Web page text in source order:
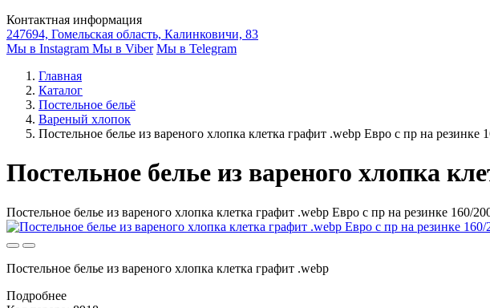
Контактная информация
247694, Гомельская область, Калинковичи, 83
Мы в Instagram Мы в Viber Мы в Telegram
Главная
Каталог
Постельное бельё
Вареный хлопок
Постельное белье из вареного хлопка клетка графит .webp Евро с пр на резинке
Постельное белье из вареного хлопка
Постельное белье из вареного хлопка клетка графит .webp Евро с пр на резинке 160/
Постельное белье из вареного хлопка клетка графит .webp
Подробнее